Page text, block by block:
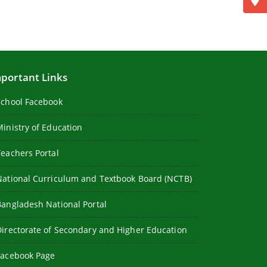
Links
Facebook
of Education
Portal
Curriculum and Textbook Board (NCTB)
National Portal
of Secondary and Higher Education
Page